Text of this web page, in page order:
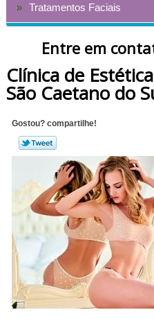
Tratamentos Faciais
Entre em
Clínica de
São Caetano do
Gostou? compartilhe!